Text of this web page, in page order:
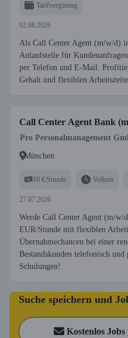
Tarifvergütung
02.08.2026
Als Call Center Agent (m/w/d)
Anlaufstelle für
per Telefon und E-Mail.
Gehalt und flexiblen
Call Center Agent Bank
Pro Personalmanagement
München
16 €/Stunde Vollzeit
27.07.2026
Werde Call Center Agent (m/w/
EUR/Stunde mit flexiblen
Übernahmechancen bei einer
Bestandskunden telefonisch
Schulungen!
Suche speichern und
Kostenlos